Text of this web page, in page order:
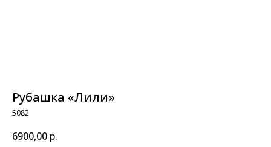
Рубашка «Лили»
5082
6900,00 р.